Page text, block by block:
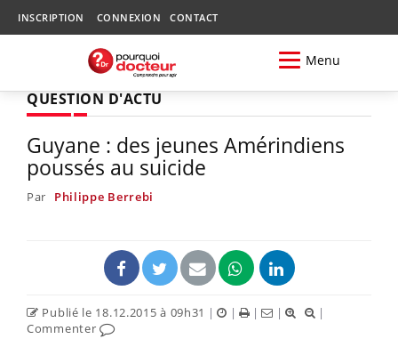
INSCRIPTION CONNEXION CONTACT
Menu
QUESTION D'ACTU
Guyane : des jeunes Amérindiens
poussés au suicide
Par Philippe Berrebi
Publié le 18.12.2015 à 09h31 | | | |
|
Commenter